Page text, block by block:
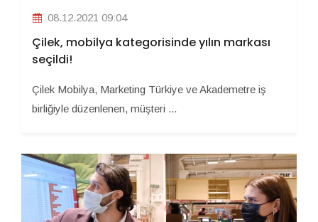
08.12.2021 09:04
Çilek, mobilya kategorisinde yılın markası
seçildi!
Çilek Mobilya, Marketing Türkiye ve Akademetre iş
birliğiyle düzenlenen, müşteri ...